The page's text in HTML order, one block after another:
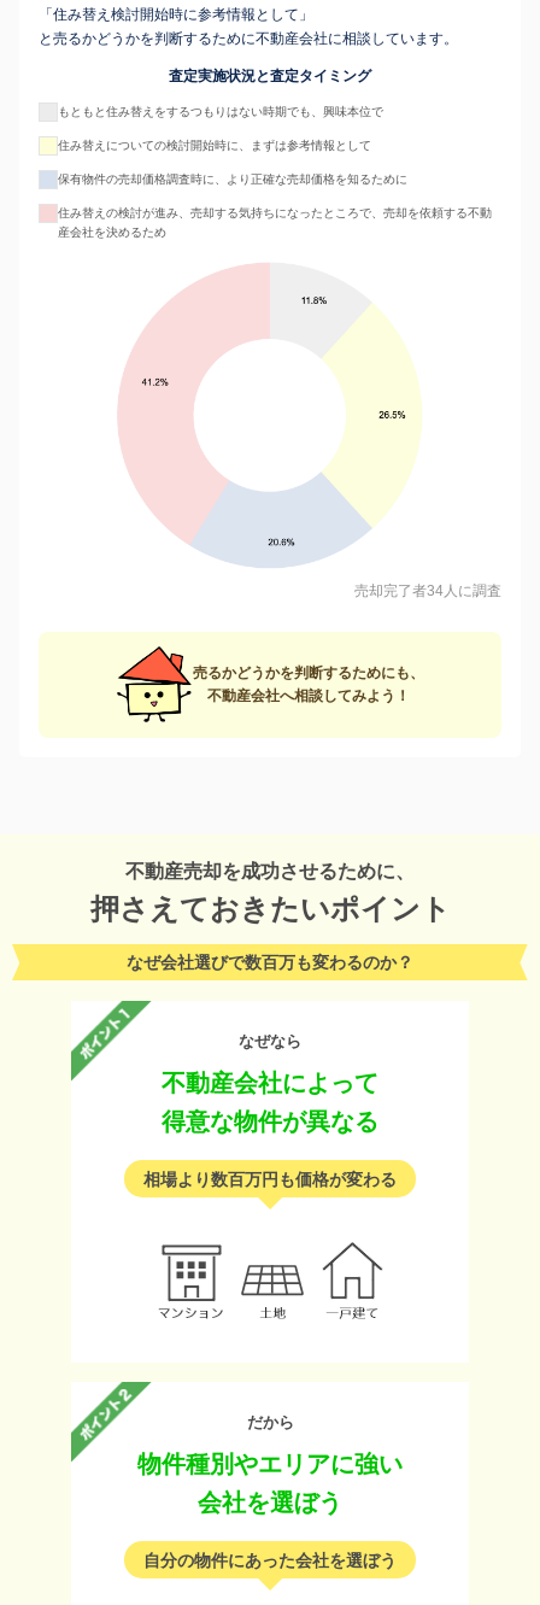
「住み替え検討開始時に参考情報として」
と売るかどうかを判断するために不動産会社に相談しています。
査定実施状況と査定タイミング
もともと住み替えをするつもりはない時期でも、興味本位で
住み替えについての検討開始時に、まずは参考情報として
保有物件の売却価格調査時に、より正確な売却価格を知るために
住み替えの検討が進み、売却する気持ちになったところで、売却を依頼する不動
産会社を決めるため
売却完了者34人に調査
売るかどうかを判断するためにも、
不動産会社へ相談してみよう！
不動産売却を成功させるために、
押さえておきたいポイント
なぜ会社選びで数百万も変わるのか？
なぜなら
不動産会社によって
得意な物件が異なる
相場より数百万円も価格が変わる
だから
物件種別やエリアに強い
会社を選ぼう
自分の物件にあった会社を選ぼう